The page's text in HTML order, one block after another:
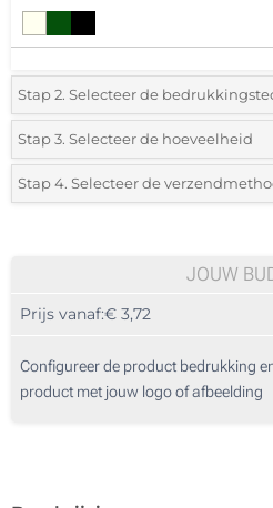
Stap 2. Selecteer de
*Selecteer de bedrukking en kleuren
1 Kleur (Op het tasje)
Stap 3. Selecteer de hoeveelheid
*Selecteer uit de lijst of voeg het
20
100
Stap 4. Selecteer de
JOUW
Prijs vanaf:€ 3,72
Configureer de product bedrukking
product met jouw logo of afbeelding